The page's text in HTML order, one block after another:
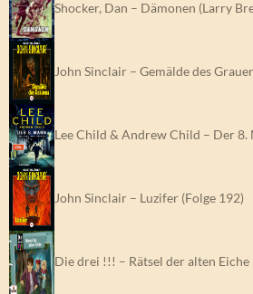
Shocker, Dan – Dämonen (Larry
John Sinclair – Gemälde des
Lee Child & Andrew Child – Der 8.
John Sinclair – Luzifer (Folge 192)
Die drei !!! – Rätsel der alten Eiche